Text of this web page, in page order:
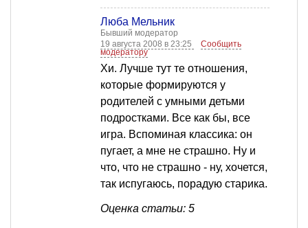
Люба Мельник
Бывший модератор
19 августа 2008 в 23:25
Сообщить
модератору
Хи. Лучше тут те отношения,
которые формируются у
родителей с умными детьми
подростками. Все как бы, все
игра. Вспоминая классика: он
пугает, а мне не страшно. Ну и
что, что не страшно - ну, хочется,
так испугаюсь, порадую старика.
Оценка статьи: 5